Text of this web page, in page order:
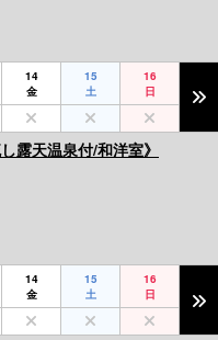
14
金
15
土
16
日
露天温泉付/和洋室》
14
金
15
土
16
日